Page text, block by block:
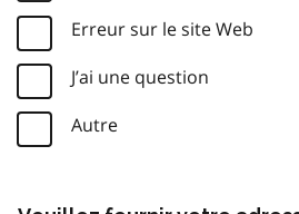
Erreur sur le site Web
J’ai une question
Autre